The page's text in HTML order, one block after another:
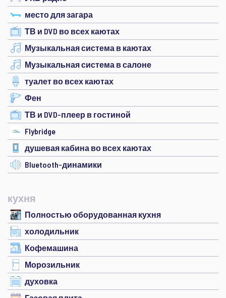
место для загара
ТВ и DVD во всех каютах
Музыкальная система в каютах
Музыкальная система в салоне
туалет во всех каютах
Фен
ТВ и DVD-плеер в гостиной
Flybridge
душевая кабина во всех каютах
Bluetooth-динамики
кухня
Полностью оборудованная кухня
холодильник
Кофемашина
Морозильник
духовка